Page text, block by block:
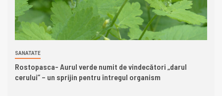
SANATATE
Rostopasca- Aurul verde numit de vindecători „darul
cerului” – un sprijin pentru întregul organism